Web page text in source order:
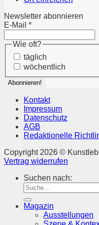
Newsletter abonnieren
E-Mail *
Wie oft?
täglich
wöchentlich
Kontakt
Impressum
Datenschutz
AGB
Redaktionelle
Copyright 2026 ©
Vertrag widerrufen
Suchen nach:
Magazin
Ausstellungen